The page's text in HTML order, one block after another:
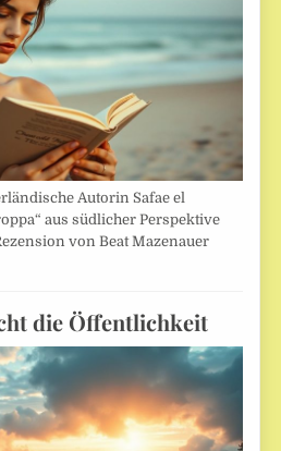
Autorin Safae el
aus südlicher Perspektive
von Beat Mazenauer
die Öffentlichkeit